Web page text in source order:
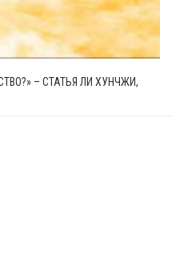
– СТАТЬЯ ЛИ ХУНЧЖИ,